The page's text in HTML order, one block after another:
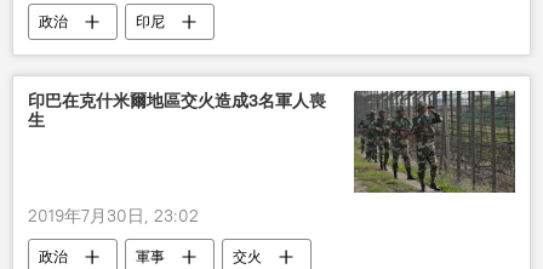
政治 印尼
印巴在克什米爾地區交火造成3名軍人喪
生
2019年7月30日, 23:02
政治 軍事 交火